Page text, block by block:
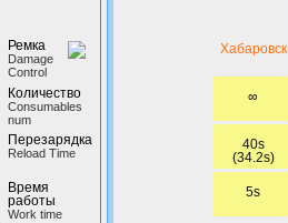
Ремка
Damage
Control
Количество
Сonsumables
num
Перезарядка
Reload Time
Время
работы
Work time
Хабаровск
∞
40s
(34.2s)
5s